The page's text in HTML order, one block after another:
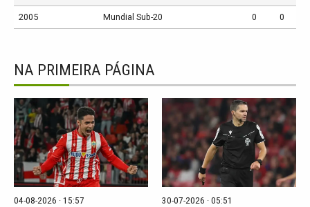
2005 Mundial Sub-20 0 0
NA PRIMEIRA PÁGINA
04-08-2026 · 15:57 30-07-2026 · 05:51